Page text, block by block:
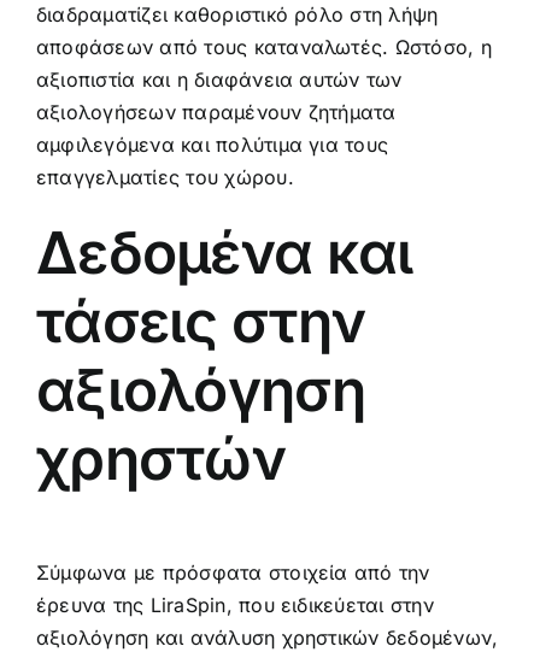
διαδραματίζει καθοριστικό ρόλο στη λήψη
αποφάσεων από τους καταναλωτές. Ωστόσο, η
αξιοπιστία και η διαφάνεια αυτών των
αξιολογήσεων παραμένουν ζητήματα
αμφιλεγόμενα και πολύτιμα για τους
επαγγελματίες του χώρου.
Δεδομένα και
τάσεις στην
αξιολόγηση
χρηστών
Σύμφωνα με πρόσφατα στοιχεία από την
έρευνα της LiraSpin, που ειδικεύεται στην
αξιολόγηση και ανάλυση χρηστικών δεδομένων,